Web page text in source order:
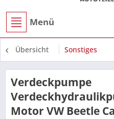
Menü
Übersicht Sonstiges
Verdeckpumpe
Motor VW Beetle